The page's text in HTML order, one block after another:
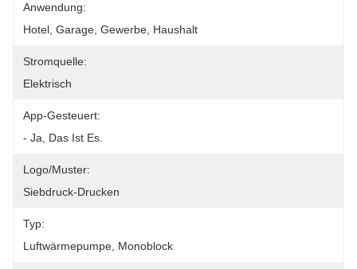
Anwendung:
Hotel, Garage, Gewerbe, Haushalt
Stromquelle:
Elektrisch
App-Gesteuert:
- Ja, Das Ist Es.
Logo/Muster:
Siebdruck-Drucken
Typ:
Luftwärmepumpe, Monoblock